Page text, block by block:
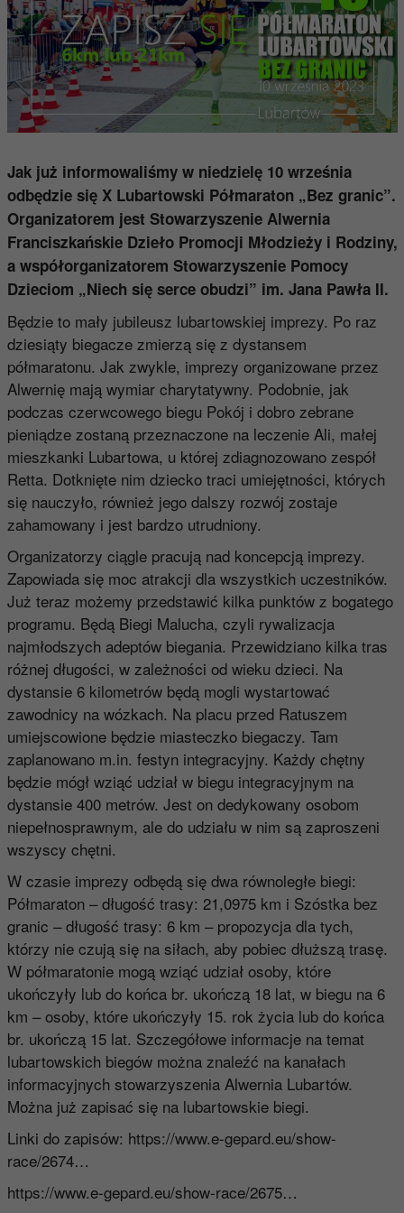
Jak już informowaliśmy w niedzielę 10 września
odbędzie się X Lubartowski Półmaraton „Bez granic”.
Organizatorem jest Stowarzyszenie Alwernia
Franciszkańskie Dzieło Promocji Młodzieży i Rodziny,
a współorganizatorem Stowarzyszenie Pomocy
Dzieciom „Niech się serce obudzi” im. Jana Pawła II.
Będzie to mały jubileusz lubartowskiej imprezy. Po raz
dziesiąty biegacze zmierzą się z dystansem
półmaratonu. Jak zwykle, imprezy organizowane przez
Alwernię mają wymiar charytatywny. Podobnie, jak
podczas czerwcowego biegu Pokój i dobro zebrane
pieniądze zostaną przeznaczone na leczenie Ali, małej
mieszkanki Lubartowa, u której zdiagnozowano zespół
Retta. Dotknięte nim dziecko traci umiejętności, których
się nauczyło, również jego dalszy rozwój zostaje
zahamowany i jest bardzo utrudniony.
Organizatorzy ciągle pracują nad koncepcją imprezy.
Zapowiada się moc atrakcji dla wszystkich uczestników.
Już teraz możemy przedstawić kilka punktów z bogatego
programu. Będą Biegi Malucha, czyli rywalizacja
najmłodszych adeptów biegania. Przewidziano kilka tras
różnej długości, w zależności od wieku dzieci. Na
dystansie 6 kilometrów będą mogli wystartować
zawodnicy na wózkach. Na placu przed Ratuszem
umiejscowione będzie miasteczko biegaczy. Tam
zaplanowano m.in. festyn integracyjny. Każdy chętny
będzie mógł wziąć udział w biegu integracyjnym na
dystansie 400 metrów. Jest on dedykowany osobom
niepełnosprawnym, ale do udziału w nim są zaproszeni
wszyscy chętni.
W czasie imprezy odbędą się dwa równoległe biegi:
Półmaraton – długość trasy: 21,0975 km i Szóstka bez
granic – długość trasy: 6 km – propozycja dla tych,
którzy nie czują się na siłach, aby pobiec dłuższą trasę.
W półmaratonie mogą wziąć udział osoby, które
ukończyły lub do końca br. ukończą 18 lat, w biegu na 6
km – osoby, które ukończyły 15. rok życia lub do końca
br. ukończą 15 lat. Szczegółowe informacje na temat
lubartowskich biegów można znaleźć na kanałach
informacyjnych stowarzyszenia Alwernia Lubartów.
Można już zapisać się na lubartowskie biegi.
Linki do zapisów: https://www.e-gepard.eu/show-
race/2674…
https://www.e-gepard.eu/show-race/2675…